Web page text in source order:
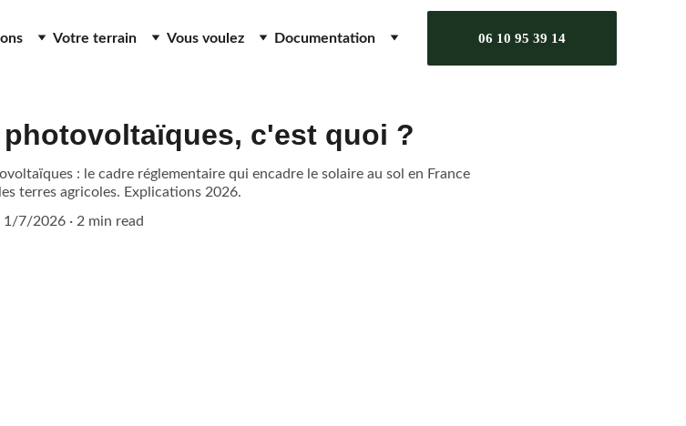
Votre terrain Vous voulez Documentation 06 10 95 39 14
c'est quoi ?
: le cadre réglementaire qui encadre le solaire au sol en France
terres agricoles. Explications 2026.
1/7/2026
2 min read